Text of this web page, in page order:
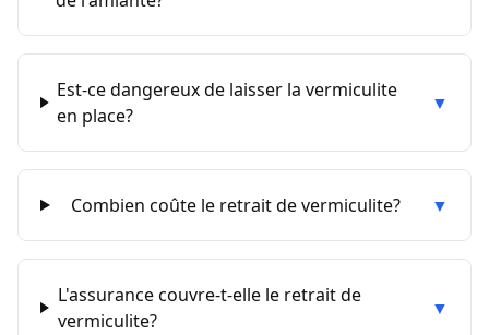
Est-ce dangereux de laisser la vermiculite
en place?
▼
Combien coûte le retrait de vermiculite? ▼
L'assurance couvre-t-elle le retrait de
vermiculite?
▼